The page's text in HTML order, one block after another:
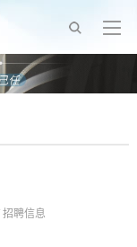
招聘信息